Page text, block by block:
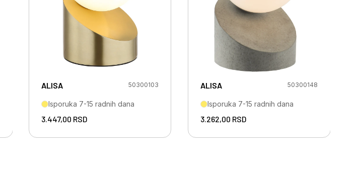
ALISA 50300103
Isporuka 7-15 radnih dana
3.447,00 RSD
ALISA 50300148
Isporuka 7-15 radnih dana
3.262,00 RSD